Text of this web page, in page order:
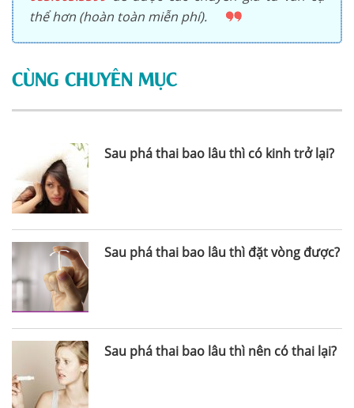
thể hơn (hoàn toàn miễn phí).
CÙNG CHUYÊN MỤC
Sau phá thai bao lâu thì có kinh trở lại?
Sau phá thai bao lâu thì đặt vòng được?
Sau phá thai bao lâu thì nên có thai lại?